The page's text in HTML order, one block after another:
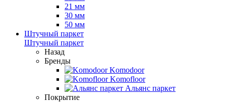
21 мм
30 мм
50 мм
Штучный паркет
Штучный паркет
Назад
Бренды
Komodoor
Komofloor
Альянс паркет
Покрытие